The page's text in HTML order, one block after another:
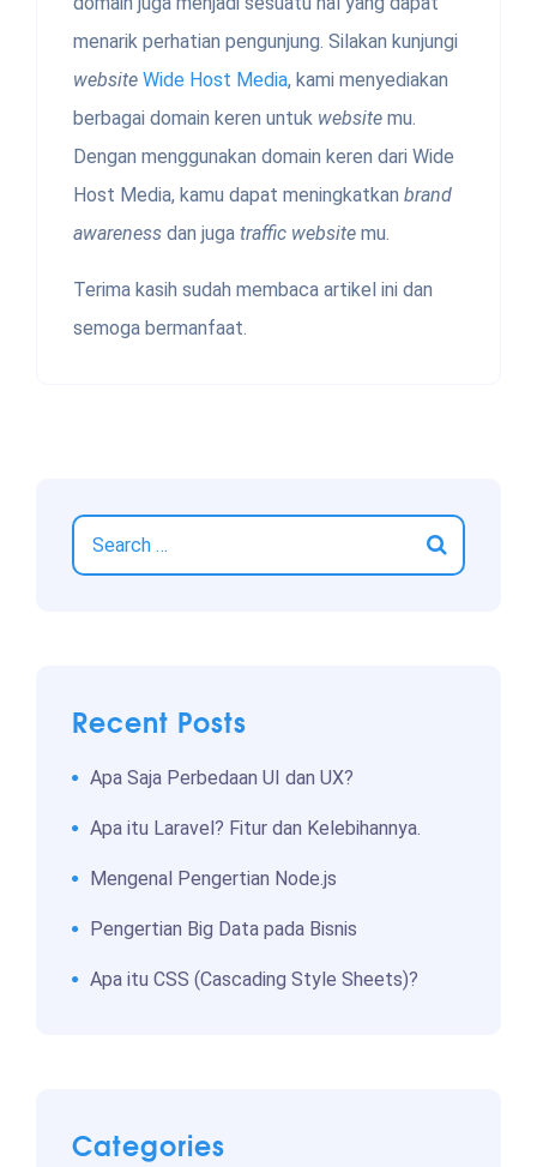
menarik perhatian pengunjung. Silakan kunjungi
website Wide Host Media, kami menyediakan
berbagai domain keren untuk website mu.
Dengan menggunakan domain keren dari Wide
Host Media, kamu dapat meningkatkan brand
awareness dan juga traffic website mu.
Terima kasih sudah membaca artikel ini dan
semoga bermanfaat.
Recent Posts
Apa Saja Perbedaan UI dan UX?
Apa itu Laravel? Fitur dan Kelebihannya.
Mengenal Pengertian Node.js
Pengertian Big Data pada Bisnis
Apa itu CSS (Cascading Style Sheets)?
Categories